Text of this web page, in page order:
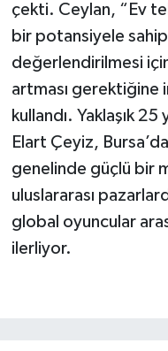
çekti. Ceylan, “Ev
bir potansiyele
değerlendirilmesi
artması gerektiğine
kullandı. Yaklaşık
Elart Çeyiz,
genelinde güçlü bir
uluslararası
global oyuncular
ilerliyor.